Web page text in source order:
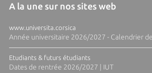
A la une sur nos sites web
www.universita.corsica
Année universitaire 2026/2027 - Calendrier
Etudiants & futurs étudiants
Dates de rentrée 2026/2027 | IUT